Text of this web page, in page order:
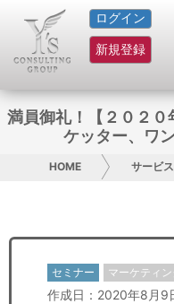
ログイン
新規登録
HOME
サービス紹介
コラム
グループ概要
お問い合わせ
日本人にPR
満員御礼！【２０２
ケッター、ワ
HOME サービ
セミナー マーケティ
作成日：2020年8月9